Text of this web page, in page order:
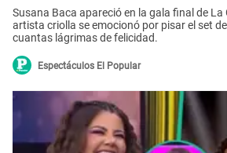
Susana Baca apareció en la gala final de La
artista criolla se emocionó por pisar el set
cuantas lágrimas de felicidad.
Espectáculos El Popular